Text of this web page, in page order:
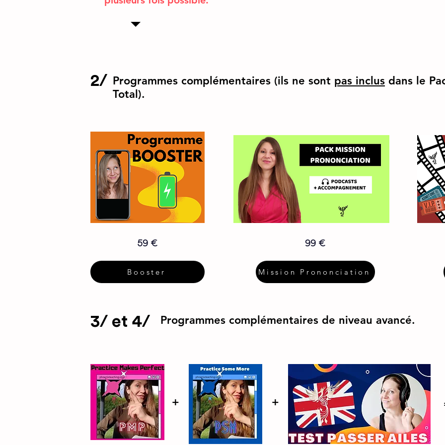
2/ Programmes complémentaires (ils ne sont pas inclus dans le
Total).
59 €
Booster
99 €
Mission Prononciation
3/ et 4/ Programmes complémentaires de niveau avancé.
+ +